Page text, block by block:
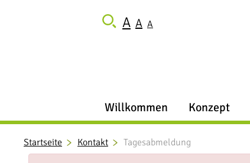
A A A
Willkommen Konzept
Startseite Kontakt Tagesabmeldung